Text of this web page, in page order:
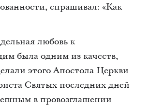
спрашивал: «Как
любовь к
была одним из качеств,
этого Апостола Церкви
Святых последних дней
в провозглашении